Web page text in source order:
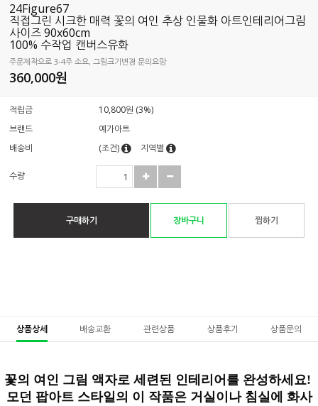
24Figure67
직접그린 시크한 매력 꽃의 여인 추상 인물화 아트인테리어그림
사이즈 90x60cm
100% 수작업 캔버스유화
주문제작으로 3-4주 소요, 그림크기변경 문의요망
360,000원
적립금
10,800원 (3%)
브랜드
예가아트
배송비
(조건) 지역별
수량
구매하기 장바구니 찜하기
상품상세 배송교환 관련상품 상품후기 상품문의
꽃의 여인 그림 액자로 세련된 인테리어를 완성하세요!
모던 팝아트스타일의 이 작품은 거실이나 침실에 화사